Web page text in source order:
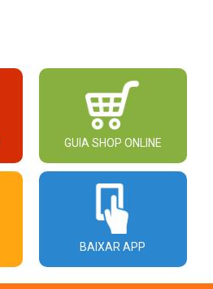
GUIA SHOP ONLINE
BAIXAR APP